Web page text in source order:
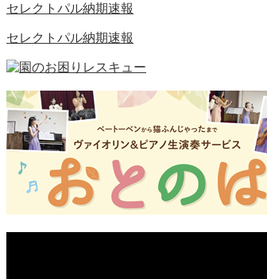
セレクトパル納期速報
セレクトパル納期速報